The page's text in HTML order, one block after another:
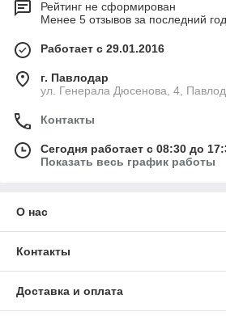
Рейтинг не сформирован
Менее 5 отзывов за последний год
Работает с 29.01.2016
г. Павлодар
ул. Генерала Дюсенова, 4,
Контакты
Сегодня работает с 08:30 до
Показать весь график работы
О нас
Контакты
Доставка и оплата